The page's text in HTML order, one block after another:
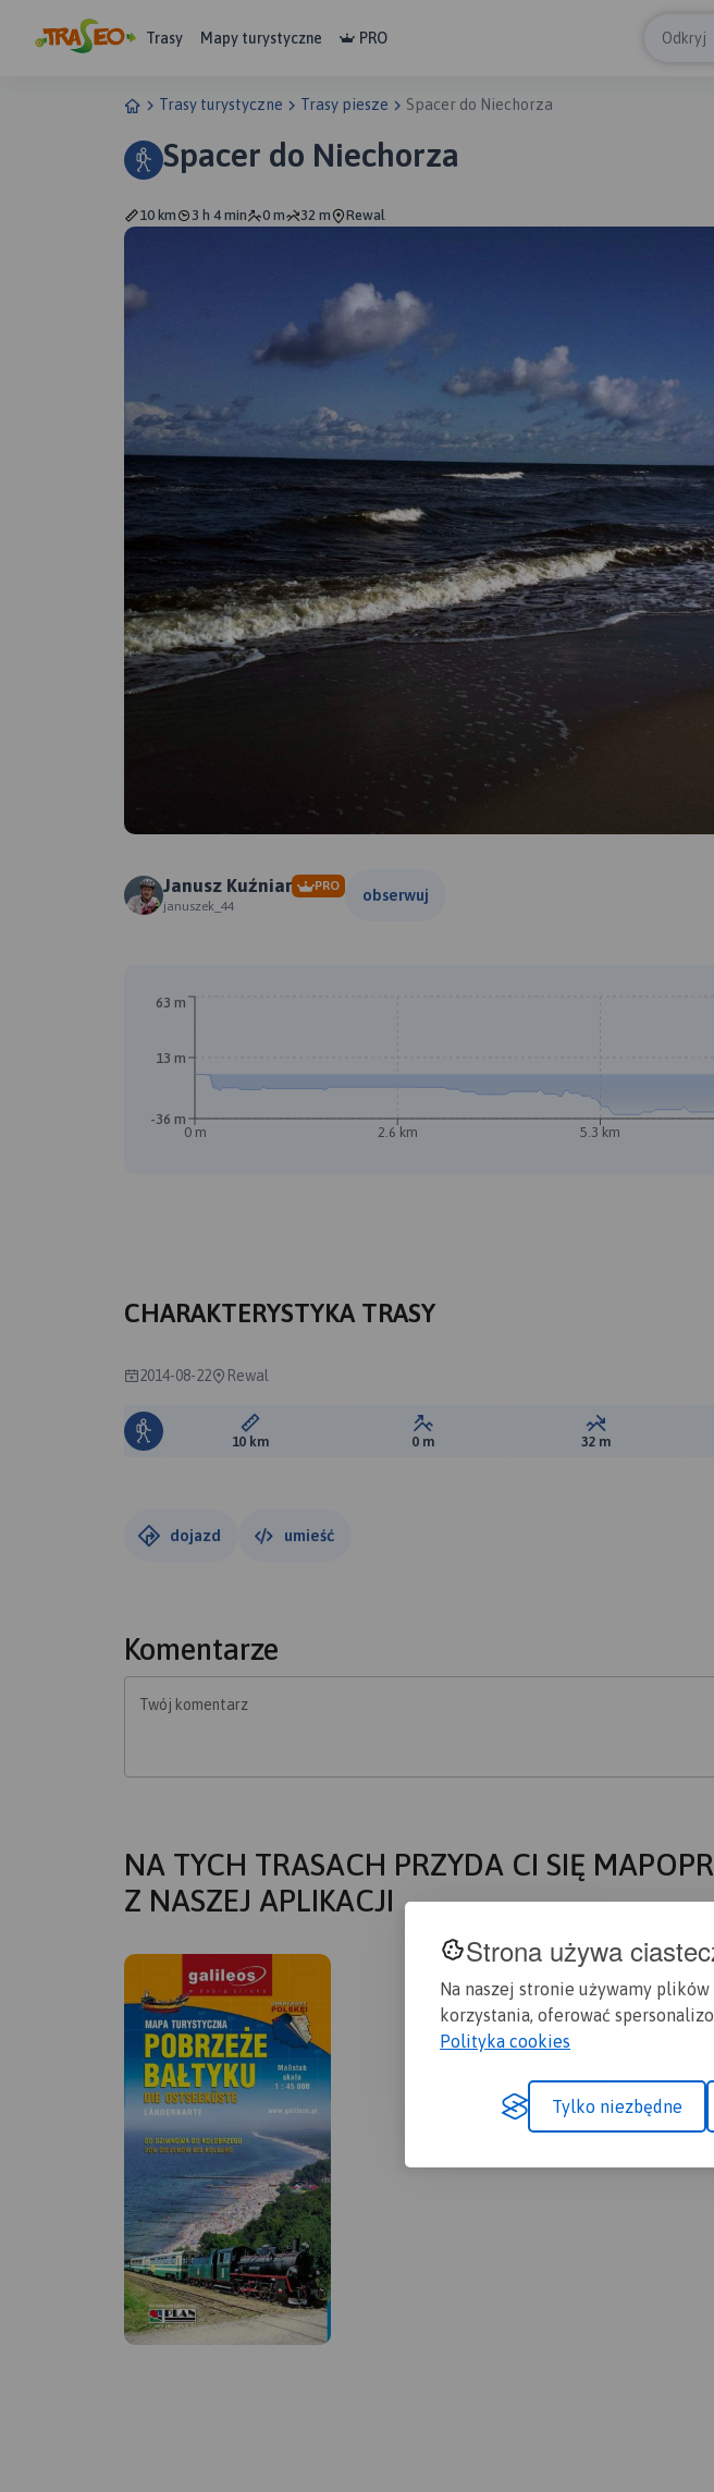
Strona używa
Na naszej stronie używamy
korzystania, oferować
Polityka cookies
Tylko niezbędne
Trasy Mapy turystyczne PRO Odkryj
Trasy turystyczne Trasy piesze Spacer do Niechorza
Spacer do Niechorza
10 km 3 h 4 min 0 m 32 m Rewal
Janusz Kuźniar
PRO
januszek_44
obserwuj
0 m 2.6 km 5.3 km
-36 m
13 m
63 m
CHARAKTERYSTYKA TRASY
2014-08-22 Rewal
Długość trasy:
10 km Suma przewyższeń:
0 m Suma spadków:
32 m
dojazd umieść
Komentarze
Twój komentarz
NA TYCH TRASACH PRZYDA CI SIĘ
Z NASZEJ APLIKACJI